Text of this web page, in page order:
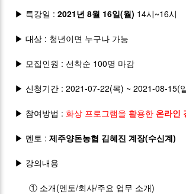
▶ 특강일 :2021년 8월 16일(월) 14시~16시
▶ 대상 : 청년이면 누구나 가능
▶ 모집인원 : 선착순 100명 마감
▶ 신청기간 : 2021-07-22(목) ~ 2021-08-15(
▶ 참여방법 : 화상 프로그램을 활용한 온라인
▶ 멘토 :제주양돈농협 김혜진 계장(수신계)
▶ 강의내용
① 소개(멘토/회사/주요 업무 소개)